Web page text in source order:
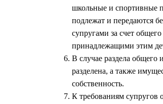
школьные и спортивные
подлежат и передаются
супругами за счет
принадлежащими этим
В случае раздела общего
разделена, а также
собственность.
К требованиям супругов